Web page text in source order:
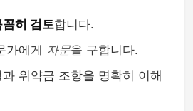
꼼히 검토합니다.
가에게 자문을 구합니다.
위약금 조항을 명확히 이해